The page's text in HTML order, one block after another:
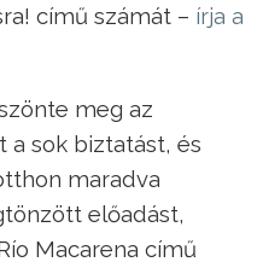
című számát – írja a
meg az
a sok biztatást, és
maradva
előadást,
Macarena című